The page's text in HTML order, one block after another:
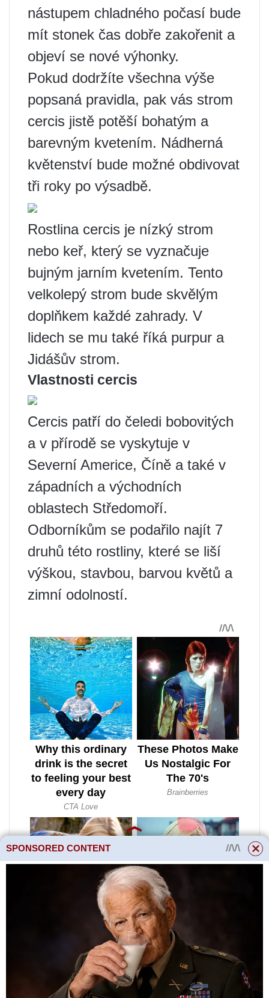
nástupem chladného počasí bude
mít stonek čas dobře zakořenit a
objeví se nové výhonky.
Pokud dodržíte všechna výše
popsaná pravidla, pak vás strom
cercis jistě potěší bohatým a
barevným kvetením. Nádherná
květenství bude možné obdivovat
tři roky po výsadbě.
Rostlina cercis je nízký strom
nebo keř, který se vyznačuje
bujným jarním kvetením. Tento
velkolepý strom bude skvělým
doplňkem každé zahrady. V
lidech se mu také říká purpur a
Jidášův strom.
Vlastnosti cercis
Cercis patří do čeledi bobovitých
a v přírodě se vyskytuje v
Severní Americe, Číně a také v
západních a východních
oblastech Středomoří.
Odborníkům se podařilo najít 7
druhů této rostliny, které se liší
výškou, stavbou, barvou květů a
zimní odolností.
SPONSORED CONTENT